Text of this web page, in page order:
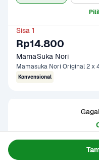
Sisa 1
Rp14.800
MamaSuka Nori
Mamasuka Nori Original 2 x
Konvensional
Informasi Produk